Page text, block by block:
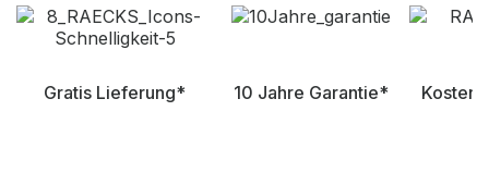
Gratis Lieferung* 10 Jahre Garantie*